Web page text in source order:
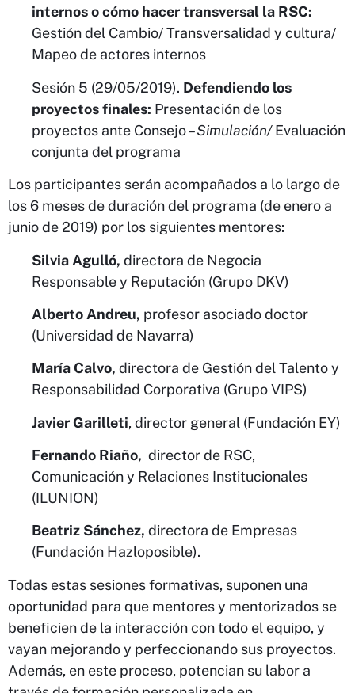
internos o cómo hacer transversal la RSC:
Gestión del Cambio/ Transversalidad y cultura/
Mapeo de actores internos
Sesión 5 (29/05/2019). Defendiendo los
proyectos finales: Presentación de los
proyectos ante Consejo –Simulación/Evaluación
conjunta del programa
Los participantes serán acompañados a lo largo de
los 6 meses de duración del programa (de enero a
junio de 2019) por los siguientes mentores:
Silvia Agulló, directora de Negocia
Responsable y Reputación (Grupo DKV)
Alberto Andreu, profesor asociado doctor
(Universidad de Navarra)
María Calvo, directora de Gestión del Talento y
Responsabilidad Corporativa (Grupo VIPS)
Javier Garilleti, director general (Fundación EY)
Fernando Riaño, director de RSC,
Comunicación y Relaciones Institucionales
(ILUNION)
Beatriz Sánchez, directora de Empresas
(Fundación Hazloposible).
Todas estas sesiones formativas, suponen una
oportunidad para que mentores y mentorizados se
beneficien de la interacción con todo el equipo, y
vayan mejorando y perfeccionando sus proyectos.
Además, en este proceso, potencian su labor a